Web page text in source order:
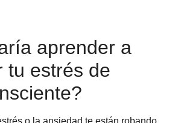
aprender a
tu estrés de